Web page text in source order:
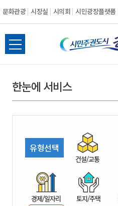
문화관광 시장실 시의회 시민광장플랫폼
시
민
권
시
전
체
뉴
열
한눈에 서비스
유형선택
건설/교통
경제/일자리 토지/주택